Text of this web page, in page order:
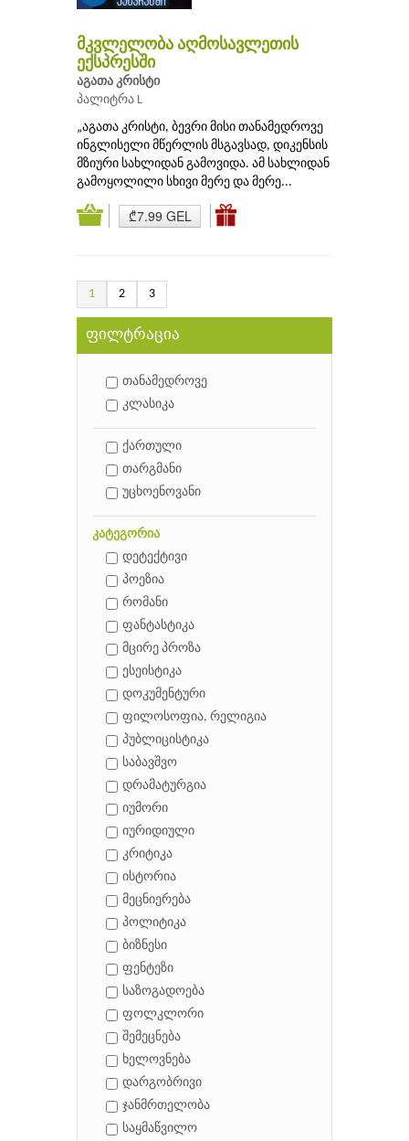
მკვლელობა აღმოსავლეთის
ექსპრესში
აგათა კრისტი
პალიტრა L
„აგათა კრისტი, ბევრი მისი თანამედროვე
ინგლისელი მწერლის მსგავსად, დიკენსის
მზიური სახლიდან გამოვიდა. ამ სახლიდან
გამოყოლილი სხივი მერე და მერე...
₾7.99 GEL
1 2 3
ფილტრაცია
თანამედროვე
კლასიკა
ქართული
თარგმანი
უცხოენოვანი
კატეგორია
დეტექტივი
პოეზია
რომანი
ფანტასტიკა
მცირე პროზა
ესეისტიკა
დოკუმენტური
ფილოსოფია, რელიგია
პუბლიცისტიკა
საბავშვო
დრამატურგია
იუმორი
იურიდიული
კრიტიკა
ისტორია
მეცნიერება
პოლიტიკა
ბიზნესი
ფენტეზი
საზოგადოება
ფოლკლორი
შემეცნება
ხელოვნება
დარგობრივი
ჯანმრთელობა
საყმაწვილო